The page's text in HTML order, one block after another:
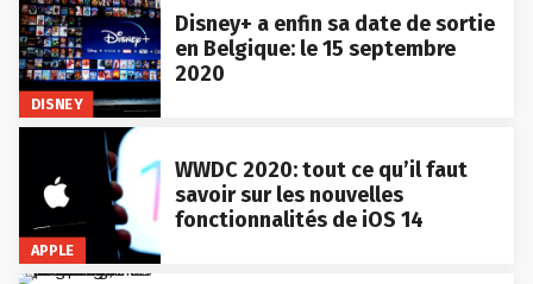
DISNEY
Disney+ a enfin sa date de sortie
en Belgique: le 15 septembre
2020
APPLE
WWDC 2020: tout ce qu’il faut
savoir sur les nouvelles
fonctionnalités de iOS 14